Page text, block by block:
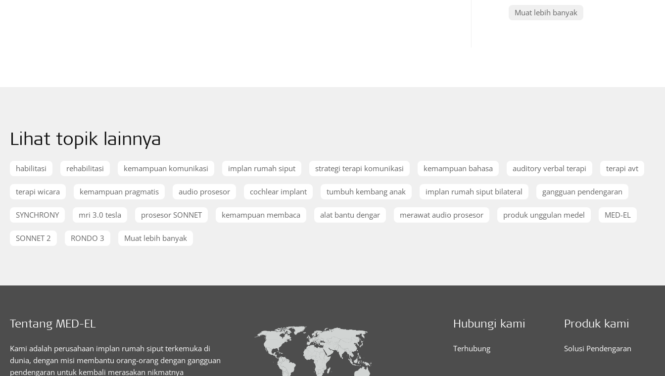
Muat lebih banyak
Lihat topik lainnya
habilitasi rehabilitasi kemampuan komunikasi implan rumah siput strategi terapi komunikasi kemampuan bahasa auditory verbal terapi terapi avt
terapi wicara kemampuan pragmatis audio prosesor cochlear implant tumbuh kembang anak implan rumah siput bilateral gangguan pendengaran
SYNCHRONY mri 3.0 tesla prosesor SONNET kemampuan membaca alat bantu dengar merawat audio prosesor produk unggulan medel MED-EL
SONNET 2 RONDO 3 Muat lebih banyak
Tentang MED-EL
Kami adalah perusahaan implan rumah siput terkemuka di
dunia, dengan misi membantu orang-orang dengan gangguan
pendengaran untuk kembali merasakan nikmatnya
Hubungi kami
Terhubung
Produk kami
Solusi Pendengaran